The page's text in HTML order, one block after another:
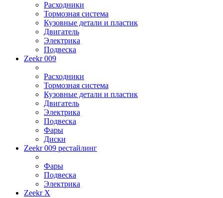
Расходники
Тормозная система
Кузовные детали и пластик
Двигатель
Электрика
Подвеска
Zeekr 009
Расходники
Тормозная система
Кузовные детали и пластик
Двигатель
Электрика
Подвеска
Фары
Диски
Zeekr 009 рестайлинг
Фары
Подвеска
Электрика
Zeekr X